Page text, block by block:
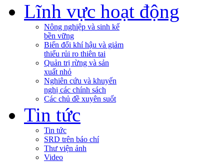
Lĩnh vực hoạt động
Nông nghiệp và sinh kế
bền vững
Biến đổi khí hậu và giảm
thiểu rủi ro thiên tai
Quản trị rừng và sản
xuất nhỏ
Nghiên cứu và khuyến
nghị các chính sách
Các chủ đề xuyên suốt
Tin tức
Tin tức
SRD trên báo chí
Thư viện ảnh
Video